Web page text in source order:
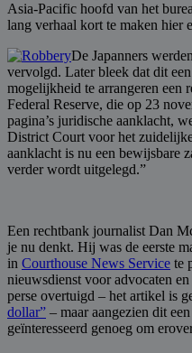
Asia-Pacific hoofd van het
lang verhaal kort te maken hier
De Japanners
vervolgd. Later bleek dat dit
mogelijkheid te arrangeren een
Federal Reserve, die op 23
pagina’s juridische aanklacht,
District Court voor het
aanklacht is nu een bewijsbare
verder wordt uitgelegd.”
Een rechtbank journalist Dan
je nu denkt. Hij was de eerste
in Courthouse News Service te
nieuwsdienst voor advocaten
perse overtuigd – het artikel is
dollar” – maar aangezien dit
geïnteresseerd genoeg om